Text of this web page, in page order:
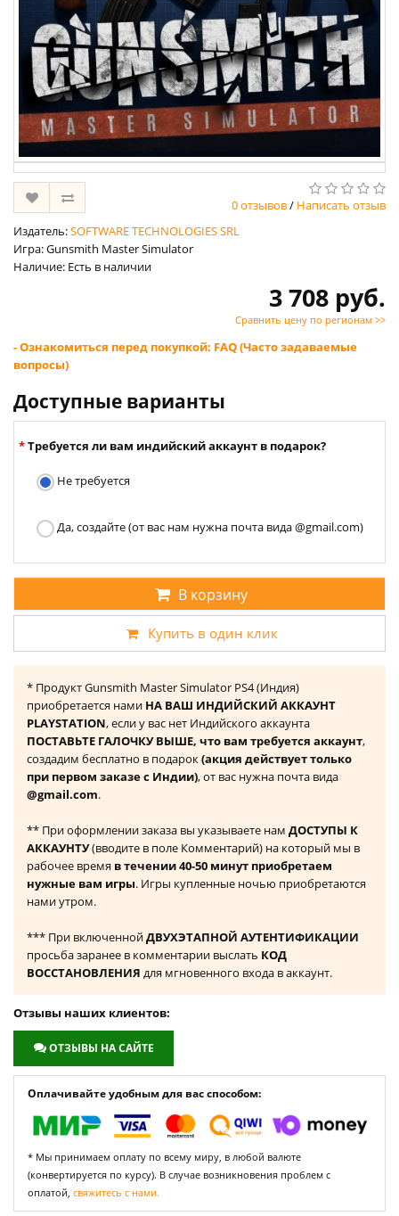
0 отзывов/ Написать отзыв
Издатель:SOFTWARE TECHNOLOGIES SRL
Игра: Gunsmith Master Simulator
Наличие: Есть в наличии
3 708 руб.
Сравнить цену по регионам >>
- Ознакомиться перед покупкой: FAQ (Часто задаваемые
вопросы)
Доступные варианты
Требуется ли вам индийский аккаунт в подарок?
Не требуется
Да, создайте (от вас нам нужна почта вида @gmail.com)
В корзину
Купить в один клик
* Продукт Gunsmith Master Simulator PS4 (Индия)
приобретается нами НА ВАШ ИНДИЙСКИЙ АККАУНТ
PLAYSTATION, если у вас нет Индийского аккаунта
ПОСТАВЬТЕ ГАЛОЧКУ ВЫШЕ, что вам требуется аккаунт,
создадим бесплатно в подарок(акция действует только
при первом заказе с Индии), от вас нужна почта вида
@gmail.com.
** При оформлении заказа вы указываете нам ДОСТУПЫ К
АККАУНТУ(вводите в поле Комментарий) на который мы в
рабочее время в течении 40-50 минут приобретаем
нужные вам игры. Игры купленные ночью приобретаются
нами утром.
*** При включеннойДВУХЭТАПНОЙ АУТЕНТИФИКАЦИИ
просьба заранее в комментарии выслать КОД
ВОССТАНОВЛЕНИЯ для мгновенного входа в аккаунт.
Отзывы наших клиентов:
ОТЗЫВЫ НА САЙТЕ
Оплачивайте удобным для вас способом:
* Мы принимаем оплату по всему миру, в любой валюте
(конвертируется по курсу). В случае возникновения проблем с
оплатой, свяжитесь с нами.